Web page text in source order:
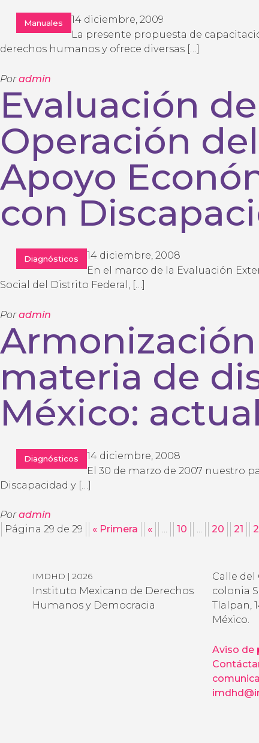
14 diciembre, 2009
Manuales
La presente propuesta de
derechos humanos y ofrece diversas […]
Poradmin
Evaluación
Operación
Apoyo
con
14 diciembre, 2008
Diagnósticos
En el marco de la Evaluación
Social del Distrito Federal, […]
Poradmin
materia de
México:
14 diciembre, 2008
Diagnósticos
El 30 de marzo de 2007 nuestro
Discapacidad y […]
Poradmin
Página 29 de 29
« Primera « ... 10 ... 20 21
IMDHD | 2026
Instituto Mexicano de Derechos
Humanos y Democracia
Calle del
colonia
Tlalpan,
México.
Aviso de